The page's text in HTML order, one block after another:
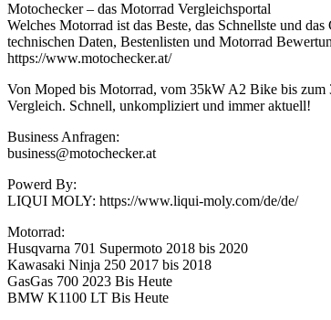
Motochecker – das Motorrad Vergleichsportal
Welches Motorrad ist das Beste, das Schnellste und
technischen Daten, Bestenlisten und Motorrad
https://www.motochecker.at/
Von Moped bis Motorrad, vom 35kW A2 Bike bis zum
Vergleich. Schnell, unkompliziert und immer aktuell!
Business Anfragen:
business@motochecker.at
Powerd By:
LIQUI MOLY: https://www.liqui-moly.com/de/de/
Motorrad:
Husqvarna 701 Supermoto 2018 bis 2020
Kawasaki Ninja 250 2017 bis 2018
GasGas 700 2023 Bis Heute
BMW K1100 LT Bis Heute